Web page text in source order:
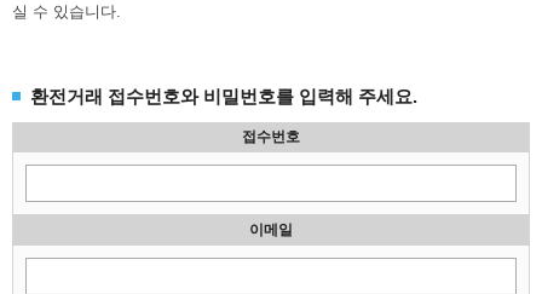
실 수 있습니다.
환전거래 접수번호와 비밀번호를 입력해 주세요.
접수번호
이메일